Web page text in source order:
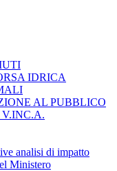
IDRICA
AL PUBBLICO
analisi di impatto
Ministero